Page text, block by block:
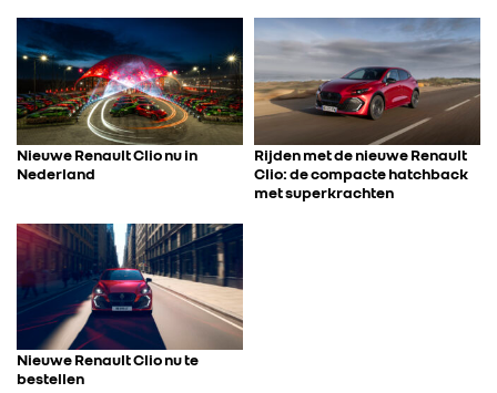
CONTACT
Nieuwe Renault Clio nu in
Nederland
Rijden met de nieuwe Renault
Clio: de compacte hatchback
met superkrachten
Nieuwe Renault Clio nu te
bestellen